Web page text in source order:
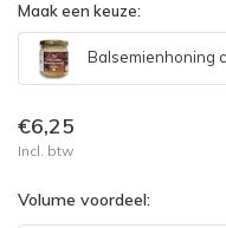
Maak een keuze:
Balsemienhoning
€6,25
Incl. btw
Volume voordeel: